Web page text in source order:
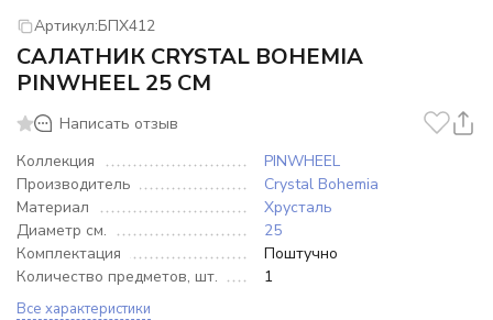
Артикул:БПХ412
САЛАТНИК CRYSTAL BOHEMIA
PINWHEEL 25 СМ
Написать отзыв
Коллекция
PINWHEEL
Производитель
Crystal Bohemia
Материал
Хрусталь
Диаметр см.
25
Комплектация
Поштучно
Количество предметов, шт.
1
Все характеристики